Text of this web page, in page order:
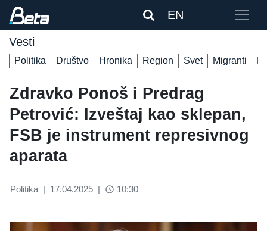
EN
Vesti
Politika Društvo Hronika Region Svet Migranti
Zdravko Ponoš i Predrag
Petrović: Izveštaj kao sklepan,
FSB je instrument represivnog
aparata
Politika | 17.04.2025 | access_time 10:30